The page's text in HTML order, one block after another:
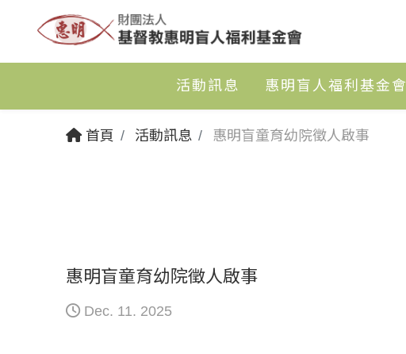
活動訊息 惠明盲人福利基金會
首頁 活動訊息 惠明盲童育幼院徵人啟事
惠明盲童育幼院徵人啟事
Dec. 11. 2025